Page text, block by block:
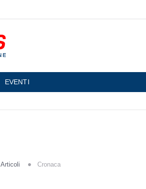
EVENTI
Articoli Cronaca